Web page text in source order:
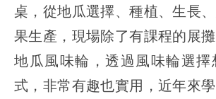
桌，從地瓜選擇、種植、生長
果生產，現場除了有課程的展
地瓜風味輪，透過風味輪選
式，非常有趣也實用，近年來